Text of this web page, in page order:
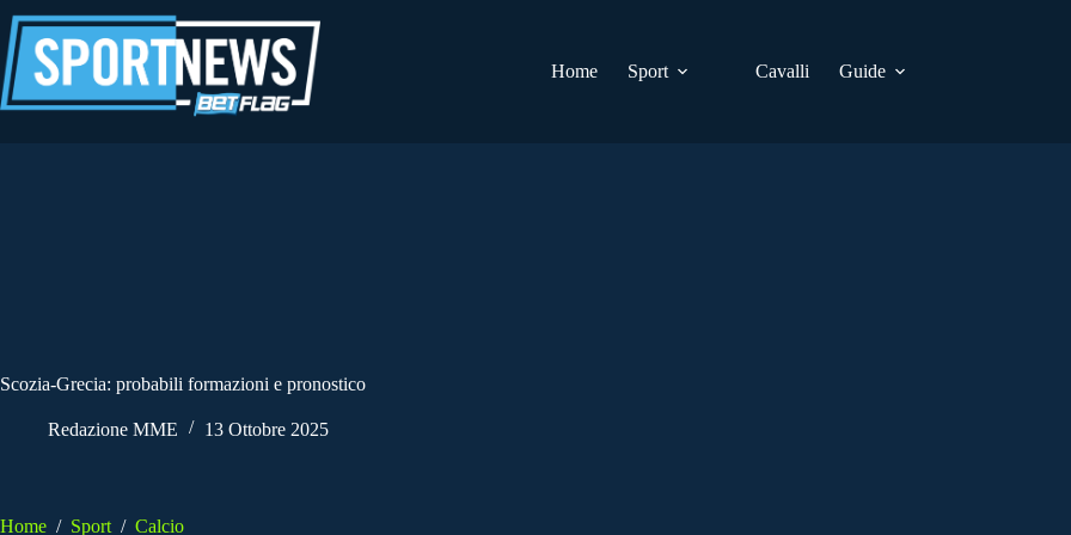
al
contenuto
Home
Sport Cavalli Guide
Scozia-Grecia: probabili formazioni e pronostico
Redazione MME 13 Ottobre 2025
Home / Sport / Calcio